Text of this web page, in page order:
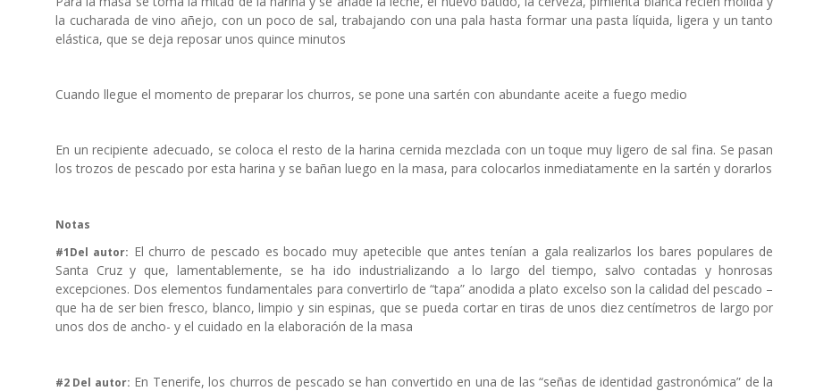
la cucharada de vino añejo, con un poco de sal, trabajando con una pala hasta formar una pasta líquida, ligera y un tanto
elástica, que se deja reposar unos quince minutos
Cuando llegue el momento de preparar los churros, se pone una sartén con abundante aceite a fuego medio
En un recipiente adecuado, se coloca el resto de la harina cernida mezclada con un toque muy ligero de sal fina. Se pasan
los trozos de pescado por esta harina y se bañan luego en la masa, para colocarlos inmediatamente en la sartén y dorarlos
Notas
#1Del autor: El churro de pescado es bocado muy apetecible que antes tenían a gala realizarlos los bares populares de
Santa Cruz y que, lamentablemente, se ha ido industrializando a lo largo del tiempo, salvo contadas y honrosas
excepciones. Dos elementos fundamentales para convertirlo de “tapa” anodida a plato excelso son la calidad del pescado –
que ha de ser bien fresco, blanco, limpio y sin espinas, que se pueda cortar en tiras de unos diez centímetros de largo por
unos dos de ancho- y el cuidado en la elaboración de la masa
#2 Del autor: En Tenerife, los churros de pescado se han convertido en una de las “señas de identidad gastronómica” de la